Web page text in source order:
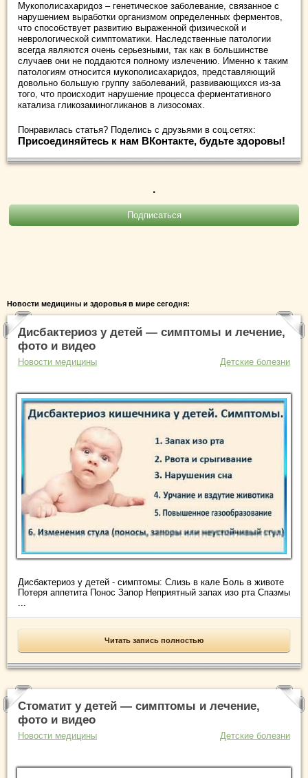
Мукополисахаридоз – генетическое заболевание, связанное с
нарушением выработки организмом определенных ферментов,
что способствует развитию выраженной физической и
неврологической симптоматики. Наследственные патологии
всегда являются очень серьезными, так как в большинстве
случаев они не поддаются полному излечению. Именно к таким
патологиям относится мукополисахаридоз, представляющий
довольно большую группу заболеваний, развивающихся из-за
того, что происходит нарушение процесса ферментативного
катализа гликозаминогликанов в лизосомах.
Понравилась статья? Поделись с друзьями в соц.сетях:
Присоединяйтесь к нам ВКонтакте, будьте здоровы!
.
Новости медицины и здоровья в мире сегодня:
Дисбактериоз у детей — симптомы и лечение,
фото и видео
Новости медицины Детские болезни
Дисбактериоз у детей - симптомы: Слизь в кале Боль в животе
Потеря аппетита Понос Запор Неприятный запах изо рта Спазмы
...
Читать запись полностью
Стоматит у детей — симптомы и лечение,
фото и видео
Новости медицины Детские болезни